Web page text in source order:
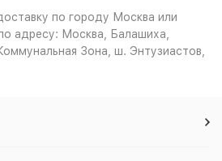
по городу Москва или
адресу: Москва, Балашиха,
Зона, ш. Энтузиастов,